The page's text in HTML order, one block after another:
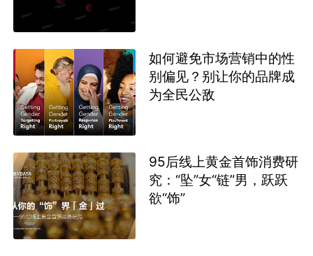
如何避免市场营销中的性
别偏见？别让你的品牌成
为全民公敌
95后线上黄金首饰消费研
究：“坠”女“链”男，跃跃
欲“饰”